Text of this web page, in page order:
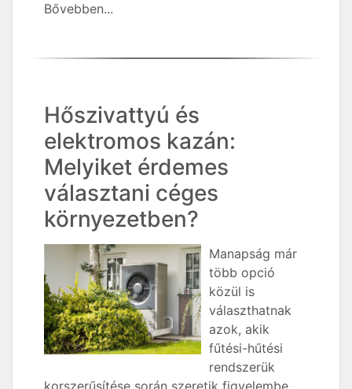
Bővebben...
Hőszivattyú és
elektromos kazán:
Melyiket érdemes
választani céges
környezetben?
Manapság már
több opció
közül is
választhatnak
azok, akik
fűtési-hűtési
rendszerük
korszerűsítése során szeretik figyelembe